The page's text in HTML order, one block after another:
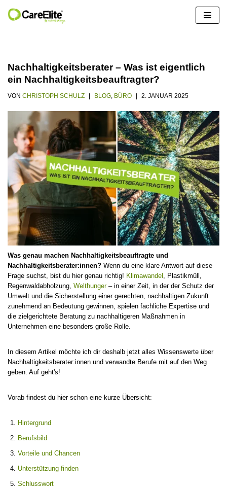
Nachhaltigkeitsberater – Was ist eigentlich
ein Nachhaltigkeitsbeauftragter?
VON CHRISTOPH SCHULZ BLOG BÜRO 2. JANUAR 2025
Was genau machen Nachhaltigkeitsbeauftragte und
Nachhaltigkeitsberater:innen? Wenn du eine klare Antwort auf diese
Frage suchst, bist du hier genau richtig! Klimawandel , Plastikmüll,
Regenwaldabholzung, Welthunger– in einer Zeit, in der der Schutz der
Umwelt und die Sicherstellung einer gerechten, nachhaltigen Zukunft
zunehmend an Bedeutung gewinnen, spielen fachliche Expertise und
die zielgerichtete Beratung zu nachhaltigeren Maßnahmen in
Unternehmen eine besonders große Rolle.
In diesem Artikel möchte ich dir deshalb jetzt alles Wissenswerte über
Nachhaltigkeitsberater:innen und verwandte Berufe mit auf den Weg
geben. Auf geht's!
Vorab findest du hier schon eine kurze Übersicht:
Hintergrund
Berufsbild
Vorteile und Chancen
Unterstützung finden
Schlusswort